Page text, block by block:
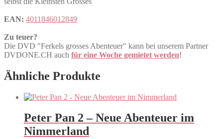
EAN: 4011846012849
Zu teuer?
Die DVD "Ferkels grosses Abenteuer" kann bei unserem Partner
DVDONE.CH auch für eine Woche gemietet werden!
Ähnliche Produkte
Peter Pan 2 – Neue Abenteuer im
Nimmerland